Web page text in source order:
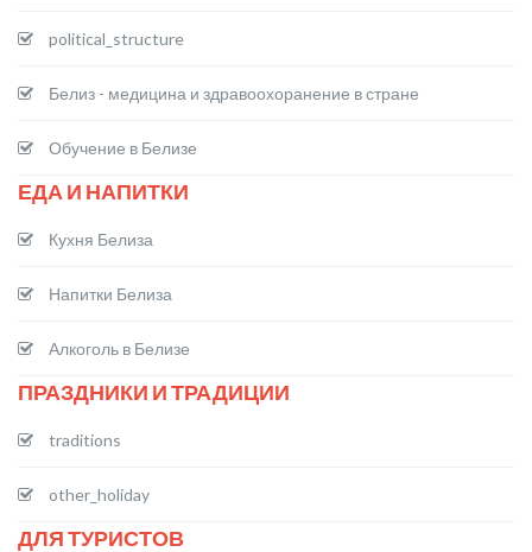
political_structure
Белиз - медицина и здравоохоранение в стране
Обучение в Белизе
ЕДА И НАПИТКИ
Кухня Белиза
Напитки Белиза
Алкоголь в Белизе
ПРАЗДНИКИ И ТРАДИЦИИ
traditions
other_holiday
ДЛЯ ТУРИСТОВ